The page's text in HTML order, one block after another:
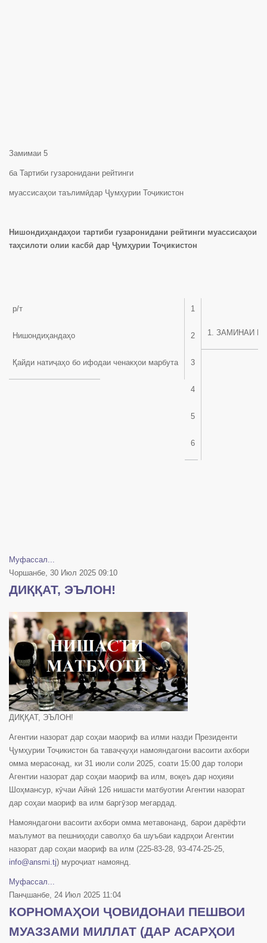
Замимаи 5
ба Тартиби гузаронидани рейтинги
муассисаҳои таълимӣдар Ҷумҳурии Тоҷикистон
Нишондиҳандаҳои тартиби гузаронидани рейтинги муассисаҳои
таҳсилоти олии касбӣ дар Ҷумҳурии Тоҷикистон
р/т
Нишондиҳандаҳо
Қайди натиҷаҳо бо ифодаи ченакҳои марбута
1
2
3
4
5
6
1. ЗАМИНАИ
Муфассал...
Чоршанбе, 30 Июл 2025 09:10
ДИҚҚАТ, ЭЪЛОН!
ДИҚҚАТ, ЭЪЛОН!
Агентии назорат дар соҳаи маориф ва илми назди Президенти
Ҷумҳурии Тоҷикистон ба таваҷҷуҳи намояндагони васоити ахбори
омма мерасонад, ки 31 июли соли 2025, соати 15:00 дар толори
Агентии назорат дар соҳаи маориф ва илм, воқеъ дар ноҳияи
Шоҳмансур, кӯчаи Айнӣ 126 нишасти матбуотии Агентии назорат
дар соҳаи маориф ва илм баргӯзор мегардад.
Намояндагони васоити ахбори омма метавонанд, барои дарёфти
маълумот ва пешниҳоди саволҳо ба шуъбаи кадрҳои Агентии
назорат дар соҳаи маориф ва илм (225-83-28, 93-474-25-25,
info@ansmi.tj) муроҷиат намоянд.
Муфассал...
Панҷшанбе, 24 Июл 2025 11:04
КОРНОМАҲОИ ҶОВИДОНАИ ПЕШВОИ
МУАЗЗАМИ МИЛЛАТ (ДАР АСАРҲОИ